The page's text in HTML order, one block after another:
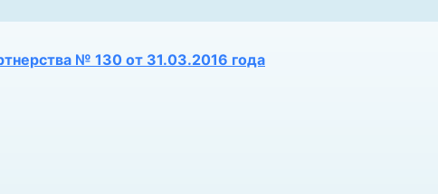
№ 130 от 31.03.2016 года